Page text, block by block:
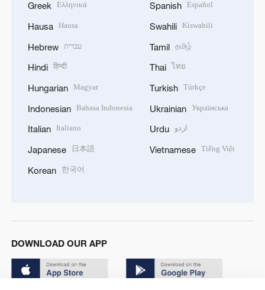
Greek Ελληνικά
Hausa Hausa
Hebrew עברית
Hindi हिन्दी
Hungarian Magyar
Indonesian Bahasa Indonesia
Italian Italiano
Japanese 日本語
Korean 한국어
Spanish Español
Swahili Kiswahili
Tamil தமிழ்
Thai ไทย
Turkish Türkçe
Ukrainian Українська
Urdu اردو
Vietnamese Tiếng Việt
DOWNLOAD OUR APP